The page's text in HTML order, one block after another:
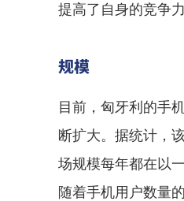
提高了自身的竞争力
规模
目前，匈牙利的手
断扩大。据统计，
场规模每年都在以
随着手机用户数量